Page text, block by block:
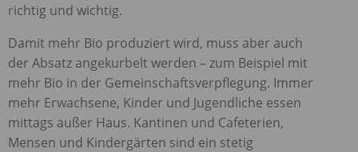
richtig und wichtig.
Damit mehr Bio produziert wird, muss aber auch
der Absatz angekurbelt werden – zum Beispiel mit
mehr Bio in der Gemeinschaftsverpflegung. Immer
mehr Erwachsene, Kinder und Jugendliche essen
mittags außer Haus. Kantinen und Cafeterien,
Mensen und Kindergärten sind ein stetig